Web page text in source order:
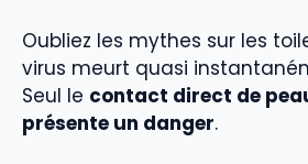
Oubliez les mythes sur les
virus meurt quasi
Seul le contact direct de
présente un danger.